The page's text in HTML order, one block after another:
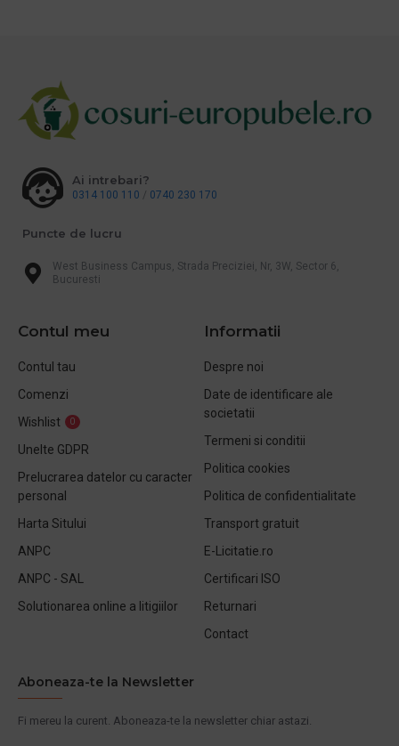
Ai intrebari?
0314 100 110 / 0740 230 170
Puncte de lucru
West Business Campus, Strada Preciziei, Nr, 3W, Sector 6,
Bucuresti
Contul meu
Contul tau
Comenzi
Wishlist
0
Unelte GDPR
Prelucrarea datelor cu caracter
personal
Harta Sitului
ANPC
ANPC - SAL
Solutionarea online a litigiilor
Informatii
Despre noi
Date de identificare ale
societatii
Termeni si conditii
Politica cookies
Politica de confidentialitate
Transport gratuit
E-Licitatie.ro
Certificari ISO
Returnari
Contact
Aboneaza-te la Newsletter
Fi mereu la curent. Aboneaza-te la newsletter chiar astazi.